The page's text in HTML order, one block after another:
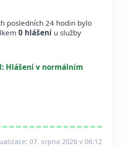
posledních 24 hodin bylo
0 hlášení u služby
Hlášení v normálním
07. srpna 2026 v 06:12